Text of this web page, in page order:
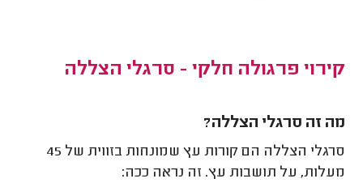
קירוי פרגולה חלקי - סרגלי הצללה
מה זה סרגלי הצללה?
סרגלי הצללה הם קורות עץ שמונחות בזווית של 45
מעלות, על תושבות עץ. זה נראה ככה: